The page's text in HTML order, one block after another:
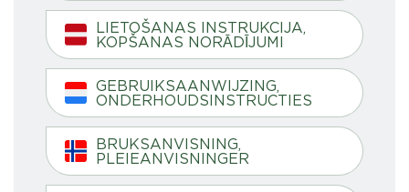
LIETOŠANAS INSTRUKCIJA,
KOPŠANAS NORĀDĪJUMI
GEBRUIKSAANWIJZING,
ONDERHOUDSINSTRUCTIES
BRUKSANVISNING,
PLEIEANVISNINGER